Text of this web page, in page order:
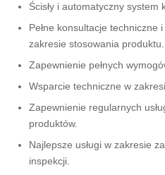
Ścisły i automatyczny system
Pełne konsultacje techniczne
zakresie stosowania produktu.
Zapewnienie pełnych
Wsparcie techniczne w
Zapewnienie regularnych
produktów.
Najlepsze usługi w zakresie
inspekcji.